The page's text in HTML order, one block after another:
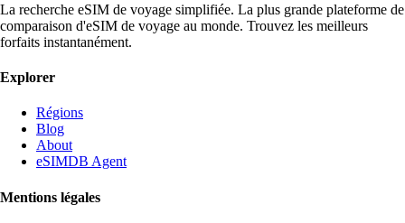
La recherche eSIM de voyage simplifiée. La plus grande plateforme de
comparaison d'eSIM de voyage au monde. Trouvez les meilleurs
forfaits instantanément.
Explorer
Régions
Blog
About
eSIMDB Agent
Mentions légales